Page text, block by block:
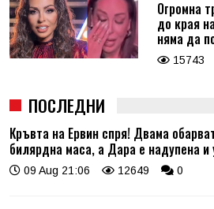
Огромна
до края
няма да
15743
ПОСЛЕДНИ
Кръвта на Ервин спря! Двама
билярдна маса, а Дара е надупена
09 Aug 21:06 12649 0